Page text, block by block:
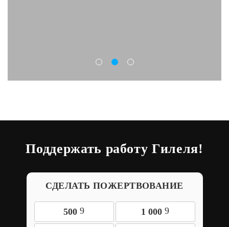
Поддержать работу Гилеля!
СДЕЛАТЬ ПОЖЕРТВОВАНИЕ
500 9 1 000 9